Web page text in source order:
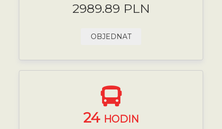
2989.89 PLN
OBJEDNAT
24 HODIN